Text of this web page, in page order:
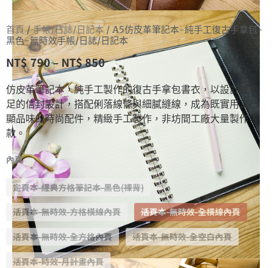
首頁/手帳/日誌/日記本/ A5仿皮革筆記本-純手工復古手拿包-
黑色-無時效手帳/日誌/日記本
NT$790–NT$850
仿皮革筆記本，純手工製作的復古手拿包書衣，以設計感十
足的信封設計，搭配俐落線條與細膩縫線，成為既實用又凸
顯品味的時尚配件，精緻手工製作，非坊間工廠大量製作
款。
內頁
定頁本-經典方格筆記本-黑色(裸背)
活頁本-無時效-方格橫線內頁 活頁本-無時效-全橫線內頁
活頁本-無時效-全方格內頁 活頁本-無時效-全空白內頁
活頁本-時效-月計畫內頁